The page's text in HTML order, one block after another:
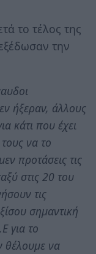
το τέλος της
την
ήξεραν, άλλους
κάτι που έχει
να το
προτάσεις τις
στις 20 του
τις
σημαντική
για το
θέλουμε να